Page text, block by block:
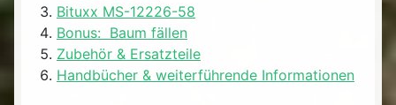
Bituxx MS-12226-58
Bonus: Baum fällen
Zubehör & Ersatzteile
Handbücher & weiterführende Informationen